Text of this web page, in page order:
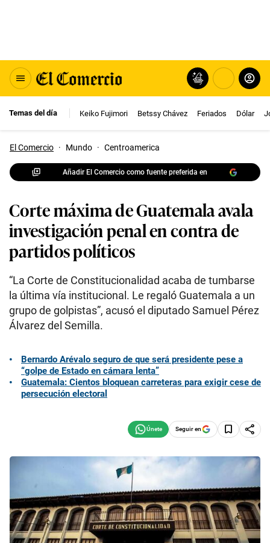
Temas del día Keiko Fujimori Betssy Chávez Feriados Dólar
El Comercio · Mundo · Centroamerica
Añadir El Comercio como fuente preferida en
Corte máxima de Guatemala avala
investigación penal en contra de
partidos políticos
“La Corte de Constitucionalidad acaba de tumbarse
la última vía institucional. Le regaló Guatemala a un
grupo de golpistas”, acusó el diputado Samuel Pérez
Álvarez del Semilla.
Bernardo Arévalo seguro de que será presidente pese a
“golpe de Estado en cámara lenta”
Guatemala: Cientos bloquean carreteras para exigir cese de
persecución electoral
Seguir en